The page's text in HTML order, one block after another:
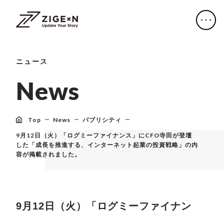
ニュース
News
Top News パブリシティ
9月12日（火）「ログミーファイナンス」にCFO寺田が登壇
した「成長を推進する、インターネット起業の投資戦略」の内
容が掲載されました。
9月12日（火）「ログミーファイナン